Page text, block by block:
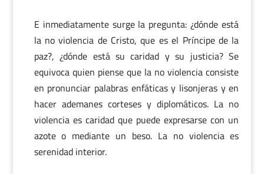
E inmediatamente surge la pregunta: ¿dónde está
la no violencia de Cristo, que es el Príncipe de la
paz?, ¿dónde está su caridad y su justicia? Se
equivoca quien piense que la no violencia consiste
en pronunciar palabras enfáticas y lisonjeras y en
hacer ademanes corteses y diplomáticos. La no
violencia es caridad que puede expresarse con un
azote o mediante un beso. La no violencia es
serenidad interior.